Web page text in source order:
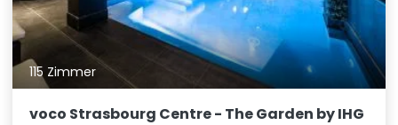
115 Zimmer
voco Strasbourg Centre - The Garden by IHG